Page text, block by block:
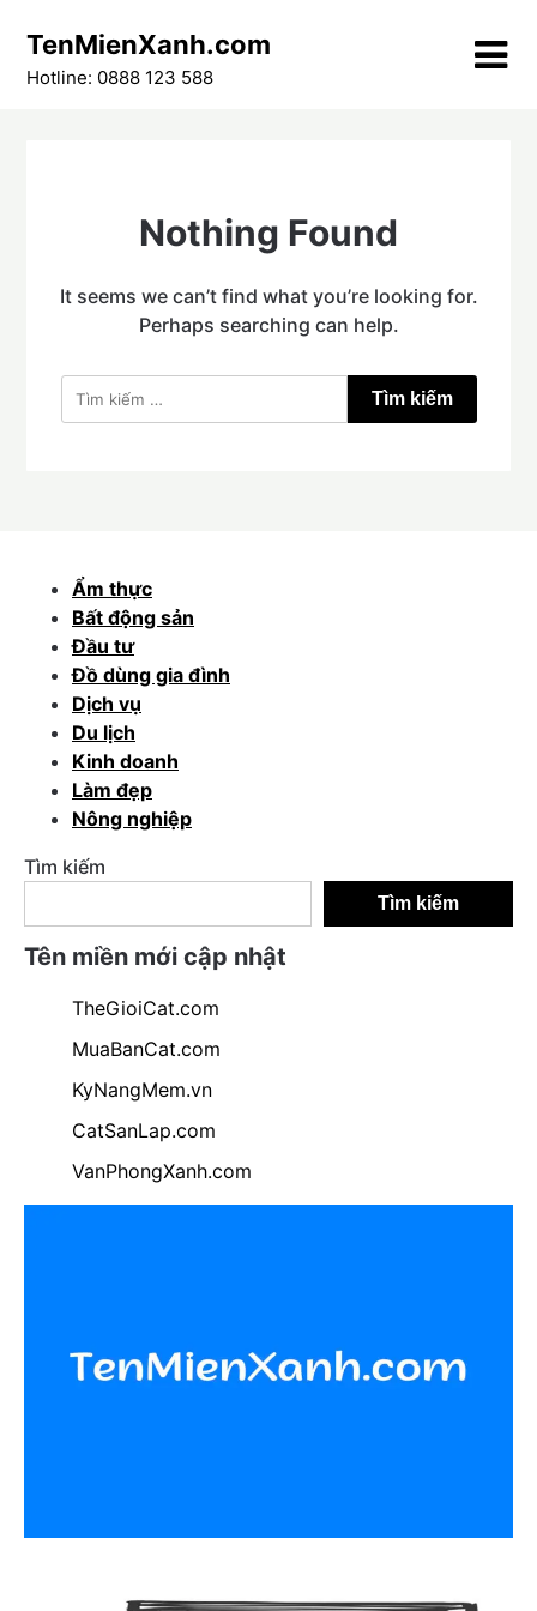
content
TenMienXanh.com
Hotline: 0888 123 588
Nothing Found
It seems we can’t find what you’re looking for.
Perhaps searching can help.
Tìm
kiếm
Ẩm thực
Bất động sản
Đầu tư
Đồ dùng gia đình
Dịch vụ
Du lịch
Kinh doanh
Làm đẹp
Nông nghiệp
Tìm kiếm
Tìm kiếm
Tên miền mới cập nhật
TheGioiCat.com
MuaBanCat.com
KyNangMem.vn
CatSanLap.com
VanPhongXanh.com